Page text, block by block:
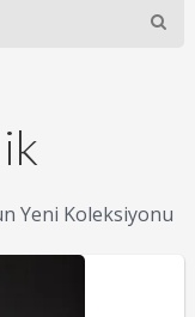
Yeni Koleksiyonu